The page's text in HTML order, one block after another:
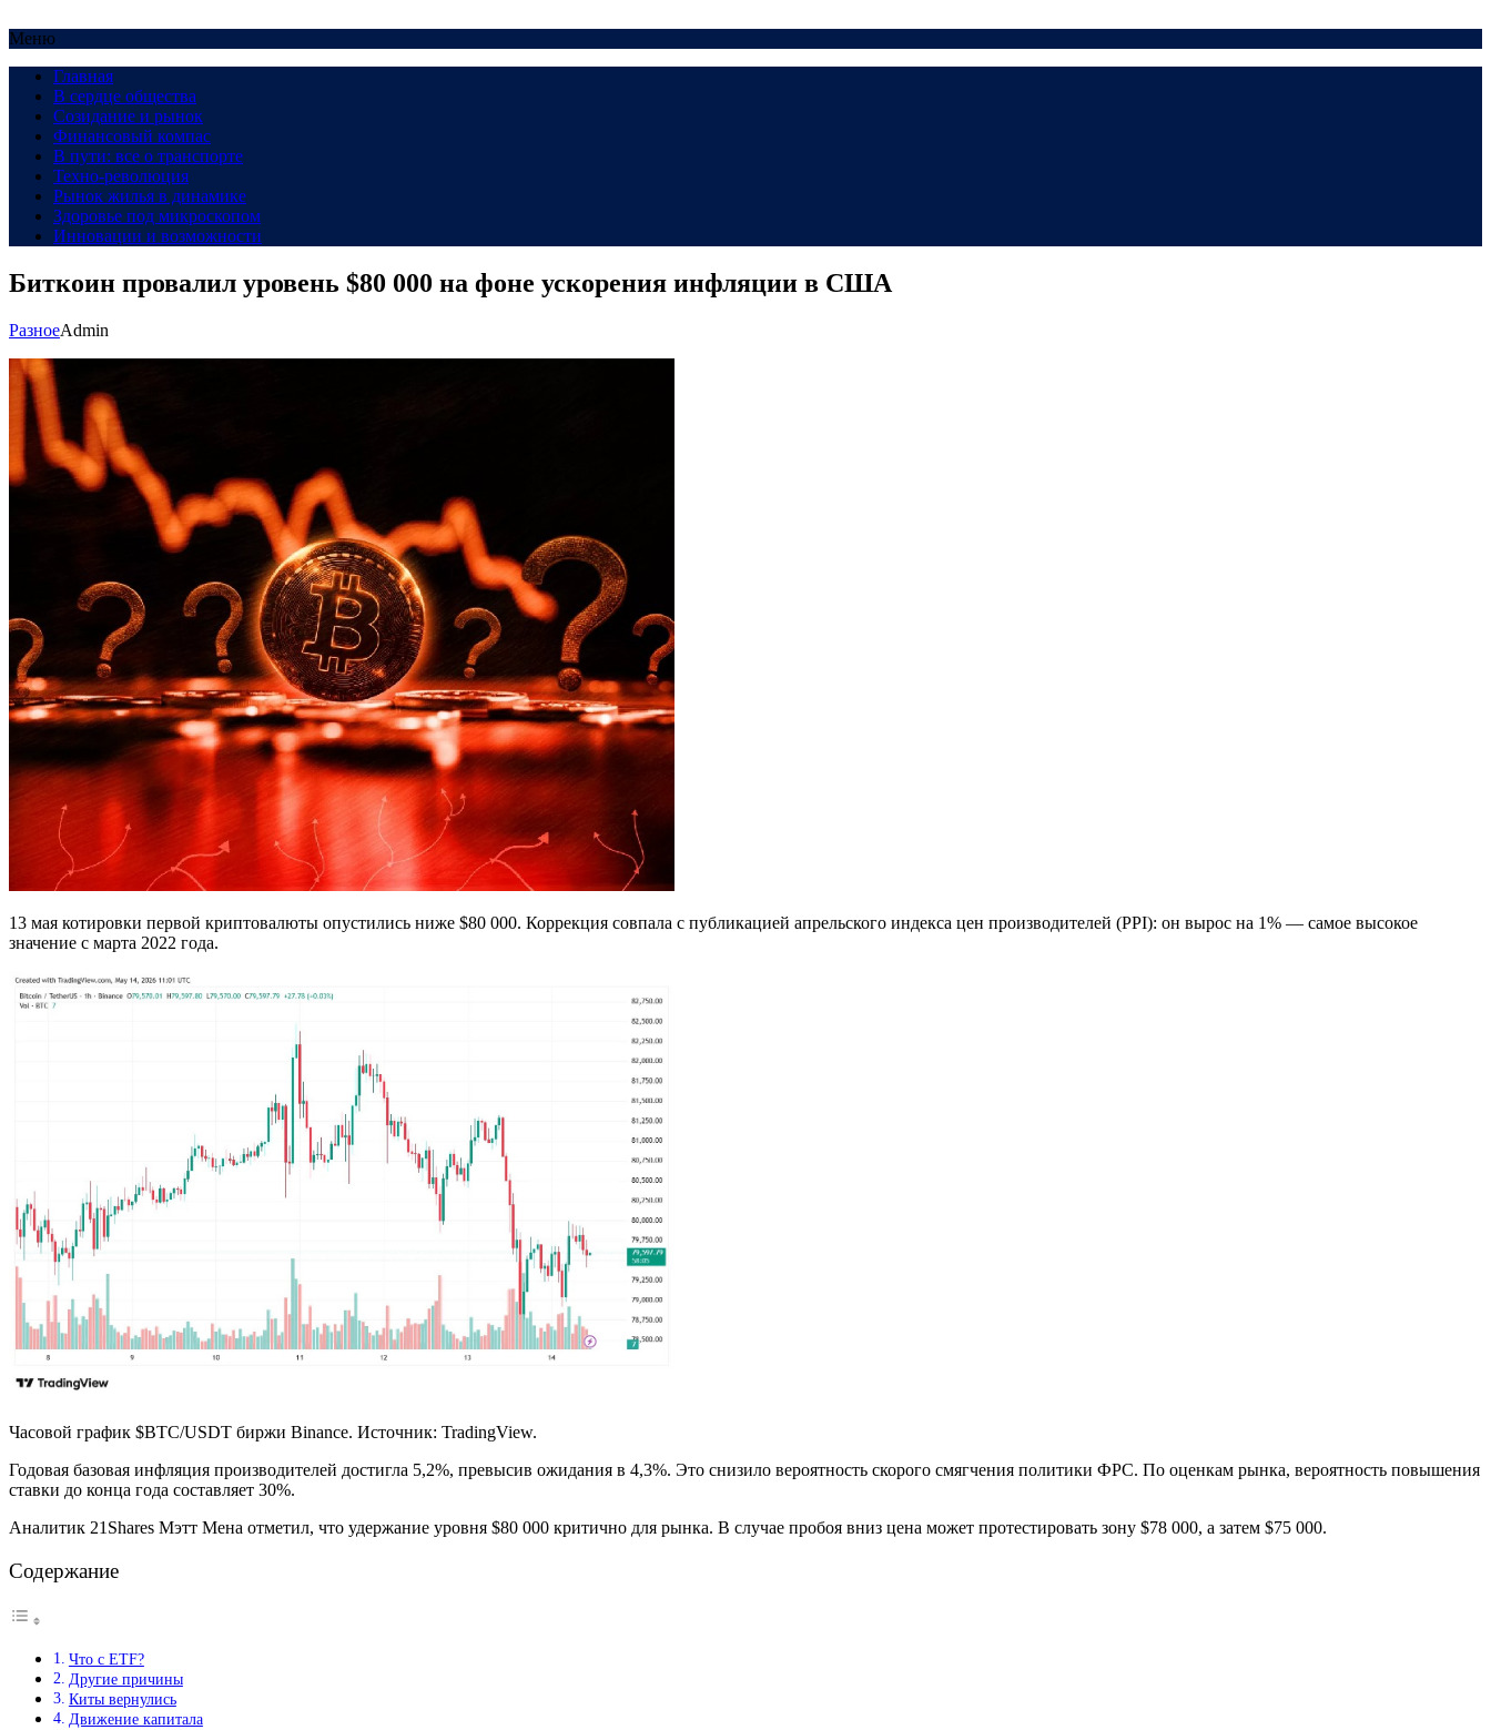
Меню
Главная
В сердце общества
Созидание и рынок
Финансовый компас
В пути: все о транспорте
Техно-революция
Рынок жилья в динамике
Здоровье под микроскопом
Инновации и возможности
Биткоин провалил уровень $80 000 на фоне ускорения инфляции в США
РазноеAdmin
13 мая котировки первой криптовалюты опустились ниже $80 000. Коррекция совпала с публикацией апрельского индекса цен производителей (PPI): он вырос на 1% — самое высокое
значение с марта 2022 года.
Часовой график $BTC/USDT биржи Binance. Источник: TradingView.
Годовая базовая инфляция производителей достигла 5,2%, превысив ожидания в 4,3%. Это снизило вероятность скорого смягчения политики ФРС. По оценкам рынка, вероятность повышения
ставки до конца года составляет 30%.
Аналитик 21Shares Мэтт Мена отметил, что удержание уровня $80 000 критично для рынка. В случае пробоя вниз цена может протестировать зону $78 000, а затем $75 000.
Содержание
Что с ETF?
Другие причины
Киты вернулись
Движение капитала